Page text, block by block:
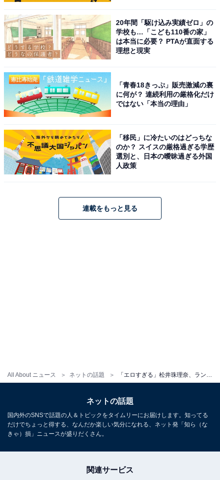
All About ニュース ネットの話題
20年間「駆け込み実績ゼロ」の
学校も…「こども110番の家」
は本当に必要？ PTAが直面する
理想と現実
「青春18きっぷ」販売激減の裏
に何が？ 連続利用の厳格化だけ
ではない「本当の理由」
「移民」に冷たいのはどっちな
のか？ スイスの厳格過ぎる学歴
選別と、日本の曖昧過ぎる外国
人政策
連載をもっと見る
ネットの話題
国内外のSNSで話題の人＆トピックをタイムリーにお届けします。知ってる
だけでちょっと得する、なんだか楽しい気分になれる、ネット発「知ら（な
きゃ）損」ニュースが盛りだくさん。
関連サービス